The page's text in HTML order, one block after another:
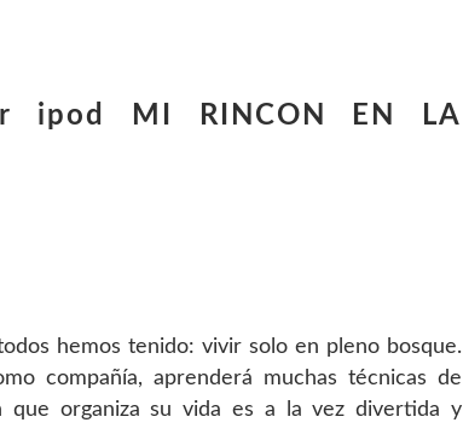
ipod MI RINCON EN LA
hemos tenido: vivir solo en pleno bosque.
compañía, aprenderá muchas técnicas de
que organiza su vida es a la vez divertida y